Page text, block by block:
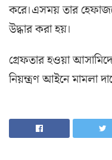
করে।এসময় তার
উদ্ধার করা হয়।
গ্রেফতার হওয়া
নিয়ন্ত্রণ আইনে মামলা